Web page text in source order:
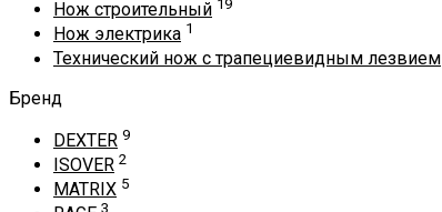
Нож строительный 19
Нож электрика 1
Технический нож с трапециевидным лезвием
Бренд
DEXTER 9
ISOVER 2
MATRIX 5
3